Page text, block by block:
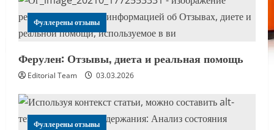
Фуллерены отзывы
Ферулен: Отзывы, диета и реальная помощь
Editorial Team 03.03.2026
Фуллерены отзывы